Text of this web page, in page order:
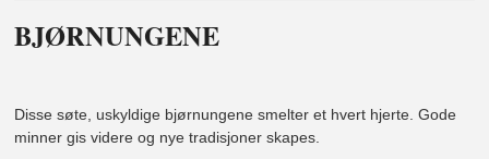
BJØRNUNGENE
Disse søte, uskyldige bjørnungene smelter et hvert hjerte. Gode
minner gis videre og nye tradisjoner skapes.